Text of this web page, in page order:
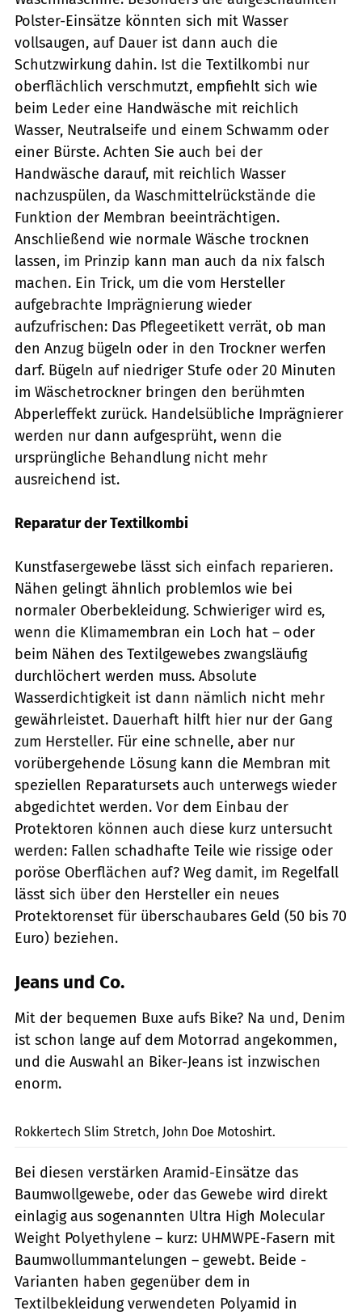
Polster-Einsätze könnten sich mit Wasser
vollsaugen, auf Dauer ist dann auch die
Schutzwirkung dahin. Ist die Textilkombi nur
oberflächlich verschmutzt, empfiehlt sich wie
beim Leder eine Handwäsche mit reichlich
Wasser, Neutralseife und einem Schwamm oder
einer Bürste. Achten Sie auch bei der
Handwäsche darauf, mit reichlich Wasser
nachzuspülen, da Waschmittelrückstände die
Funktion der Membran beeinträchtigen.
Anschließend wie normale Wäsche trocknen
lassen, im Prinzip kann man auch da nix falsch
machen. Ein Trick, um die vom Hersteller
aufgebrachte Imprägnierung wieder
aufzufrischen: Das Pflegeetikett verrät, ob man
den Anzug bügeln oder in den Trockner werfen
darf. Bügeln auf ­niedriger Stufe oder 20 Minuten
im ­Wäschetrockner bringen den berühmten
Abperl­effekt zurück. Handelsübliche Imprägnierer
werden nur dann aufgesprüht, wenn die
ursprüngliche Behandlung nicht mehr
ausreichend ist.
Reparatur der Textilkombi
Kunstfasergewebe lässt sich einfach reparieren.
Nähen gelingt ähnlich problemlos wie bei
normaler Oberbekleidung. Schwieriger wird es,
wenn die Klimamembran ein Loch hat – oder
beim Nähen des Textilgewebes zwangsläufig
durchlöchert werden muss. Absolute
Wasserdichtigkeit ist dann nämlich nicht mehr
gewährleistet. Dauerhaft hilft hier nur der Gang
zum Hersteller. Für eine schnelle, aber nur
vorübergehende Lösung kann die Membran mit
speziellen ­Reparatursets auch unterwegs wieder
abgedichtet werden. Vor dem Einbau der
Protektoren können auch diese kurz untersucht
werden: Fallen schadhafte Teile wie rissige oder
poröse Oberflächen auf? Weg damit, im Regelfall
lässt sich über den Hersteller ein neues
Protektorenset für überschaubares Geld (50 bis 70
Euro) ­beziehen.
Jeans und Co.
Mit der bequemen Buxe aufs Bike? Na und, Denim
ist schon lange auf dem Motorrad angekommen,
und die Auswahl an ­Biker-Jeans ist inzwischen
enorm.
Rokkertech Slim Stretch, John Doe Motoshirt.
Bei diesen verstärken Aramid-Einsätze das
Baumwollgewebe, oder das Gewebe wird direkt
einlagig aus sogenannten Ultra High Molecular
Weight Poly­ethylene – kurz: UHMWPE-­Fasern mit
Baumwollummantelungen – gewebt. Beide ­
Varianten haben gegenüber dem in
Textilbekleidung verwendeten Polyamid in